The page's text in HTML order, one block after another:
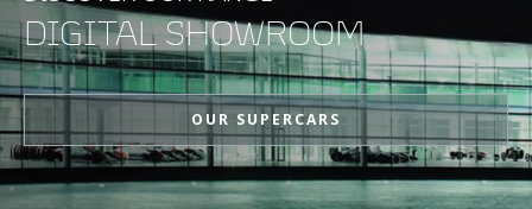
0-200 km/h (124 mph)8.1s
Puissance maximale 675PS (666bhp)
Couple maximal 700Nm (516lb-ft)
DIGITAL SHOWROOM
OUR SUPERCARS